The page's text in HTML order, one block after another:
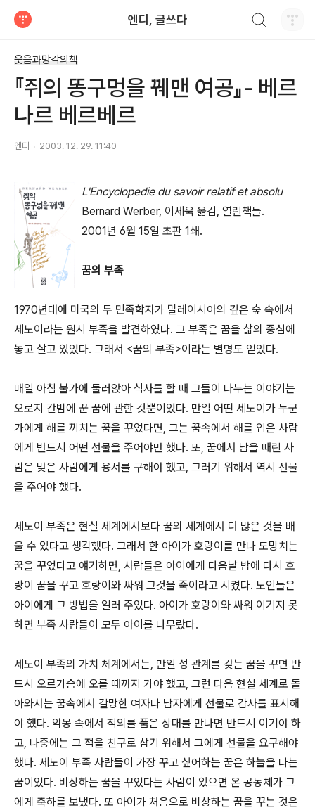
엔디, 글쓰다
웃음과망각의책
『쥐의 똥구멍을 꿰맨 여공』- 베르
나르 베르베르
엔디 2003. 12. 29. 11:40
L'Encyclopedie du savoir relatif et absolu
Bernard Werber, 이세욱 옮김, 열린책들.
2001년 6월 15일 초판 1쇄.
꿈의 부족
1970년대에 미국의 두 민족학자가 말레이시아의 깊은 숲 속에서
세노이라는 원시 부족을 발견하였다. 그 부족은 꿈을 삶의 중심에
놓고 살고 있었다. 그래서 <꿈의 부족>이라는 별명도 얻었다.
매일 아침 불가에 둘러앉아 식사를 할 때 그들이 나누는 이야기는
오로지 간밤에 꾼 꿈에 관한 것뿐이었다. 만일 어떤 세노이가 누군
가에게 해를 끼치는 꿈을 꾸었다면, 그는 꿈속에서 해를 입은 사람
에게 반드시 어떤 선물을 주어야만 했다. 또, 꿈에서 남을 때린 사
람은 맞은 사람에게 용서를 구해야 했고, 그러기 위해서 역시 선물
을 주어야 했다.
세노이 부족은 현실 세계에서보다 꿈의 세계에서 더 많은 것을 배
울 수 있다고 생각했다. 그래서 한 아이가 호랑이를 만나 도망치는
꿈을 꾸었다고 얘기하면, 사람들은 아이에게 다음날 밤에 다시 호
랑이 꿈을 꾸고 호랑이와 싸워 그것을 죽이라고 시켰다. 노인들은
아이에게 그 방법을 일러 주었다. 아이가 호랑이와 싸워 이기지 못
하면 부족 사람들이 모두 아이를 나무랐다.
세노이 부족의 가치 체계에서는, 만일 성 관계를 갖는 꿈을 꾸면 반
드시 오르가슴에 오를 때까지 가야 했고, 그런 다음 현실 세계로 돌
아와서는 꿈속에서 갈망한 여자나 남자에게 선물로 감사를 표시해
야 했다. 악몽 속에서 적의를 품은 상대를 만나면 반드시 이겨야 하
고, 나중에는 그 적을 친구로 삼기 위해서 그에게 선물을 요구해야
했다. 세노이 부족 사람들이 가장 꾸고 싶어하는 꿈은 하늘을 나는
꿈이었다. 비상하는 꿈을 꾸었다는 사람이 있으면 온 공동체가 그
에게 축하를 보냈다. 또 아이가 처음으로 비상하는 꿈을 꾸는 것은